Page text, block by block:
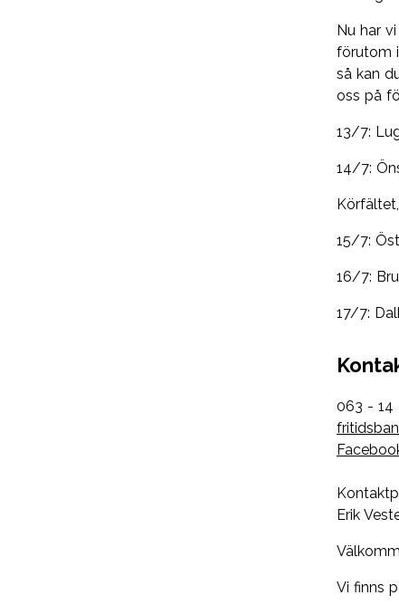
Nu har
förutom
så kan
oss på
13/7:
14/7:
15/7:
16/7:
17/7:
063 - 14
Erik
Vi finns